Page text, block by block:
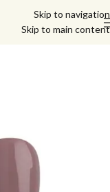
Skip to navigation
Skip to main content